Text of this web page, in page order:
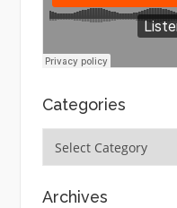
Categories
Archives